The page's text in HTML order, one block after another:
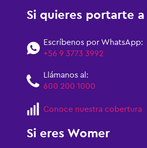
Si quieres portarte a
Escríbenos por WhatsApp:
+56 9 3773 3992
Llámanos al:
600 200 1000
Conoce nuestra cobertura
Si eres Womer